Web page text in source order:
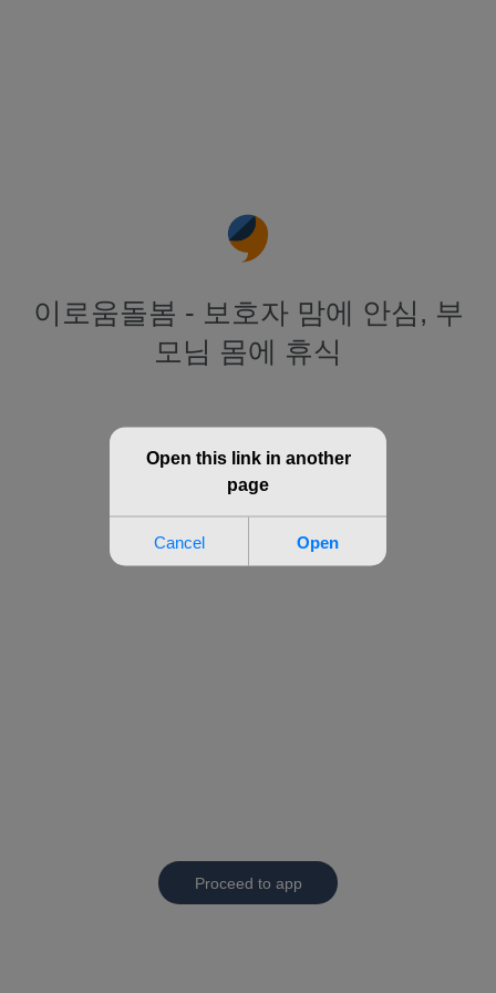
이로움돌봄 - 보호자 맘에 안심, 부
모님 몸에 휴식
Proceed to app